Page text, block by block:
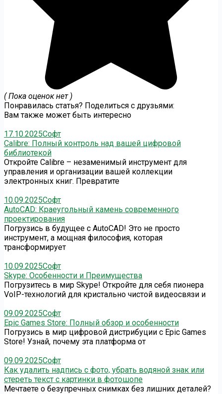
( Пока оценок нет )
Понравилась статья? Поделиться с друзьями:
Вам также может быть интересно
17.10.2025Софт
Calibre: Полный контроль над вашей цифровой
библиотекой
Откройте Calibre – незаменимый инструмент для
управления и организации вашей коллекции
электронных книг. Превратите
10.09.2025Софт
AutoCAD: Краеугольный камень современного
проектирования
Погрузись в будущее с AutoCAD! Это не просто
инструмент, а мощная философия, которая
трансформирует
10.09.2025Софт
Skype: Особенности и Преимущества
Погрузитесь в мир Skype! Откройте для себя пионера
VoIP-технологий для кристально чистой видеосвязи и
09.09.2025Софт
Epic Games Store: Полный обзор и особенности
Погрузись в мир цифровой дистрибуции с Epic Games
Store! Узнай, почему эта платформа от
09.09.2025Софт
Как удалить надпись с фото, убрать водяной знак или
стереть текст с картинки в фотошопе
Мечтаете о безупречных снимках без лишних деталей?